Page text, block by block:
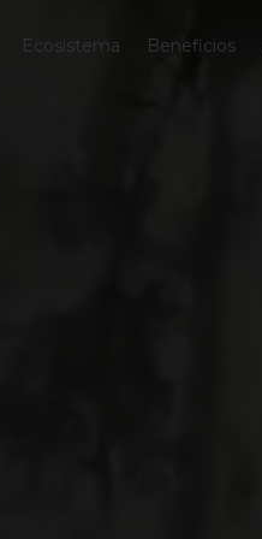
Ecosistema Beneficios